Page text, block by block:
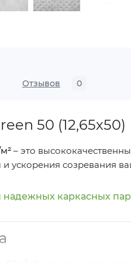
Отзывов 0
50 (12,65х50)
– это
ускорения созревания
надежных каркасных